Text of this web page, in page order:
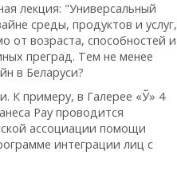
лекция: "Универсальный
среды, продуктов и услуг,
от возраста, способностей и
преград. Тем не менее
в Беларуси?
К примеру, в Галерее «Ў» 4
Рау проводится
ассоциации помощи
интеграции лиц с